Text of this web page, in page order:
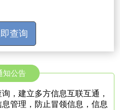
查询
知公告
，建立多方信息互联互通，
管理，防止冒领信息，信息